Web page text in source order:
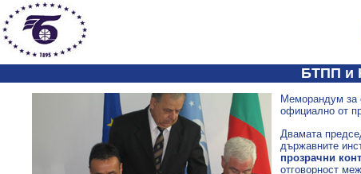
БТПП и
Меморандум за
официално от
Двамата
държавните
прозрачни
отговорност